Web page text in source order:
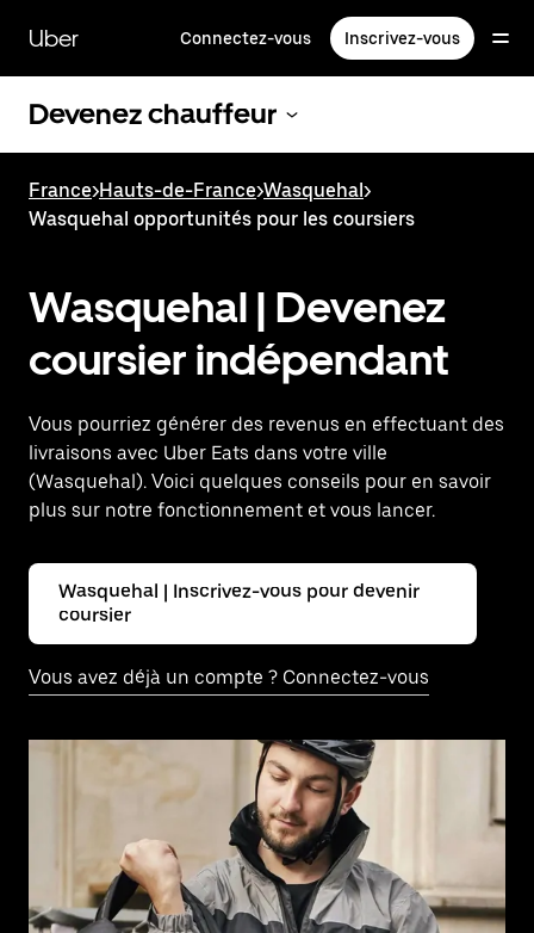
contenu
principal
Uber Connectez-vous Inscrivez-vous
Devenez chauffeur
France>Hauts-de-France>Wasquehal>
Wasquehal opportunités pour les coursiers
Wasquehal | Devenez
coursier indépendant
Vous pourriez générer des revenus en effectuant des
livraisons avec Uber Eats dans votre ville
(Wasquehal). Voici quelques conseils pour en savoir
plus sur notre fonctionnement et vous lancer.
Wasquehal | Inscrivez-vous pour devenir
coursier
Vous avez déjà un compte ? Connectez-vous